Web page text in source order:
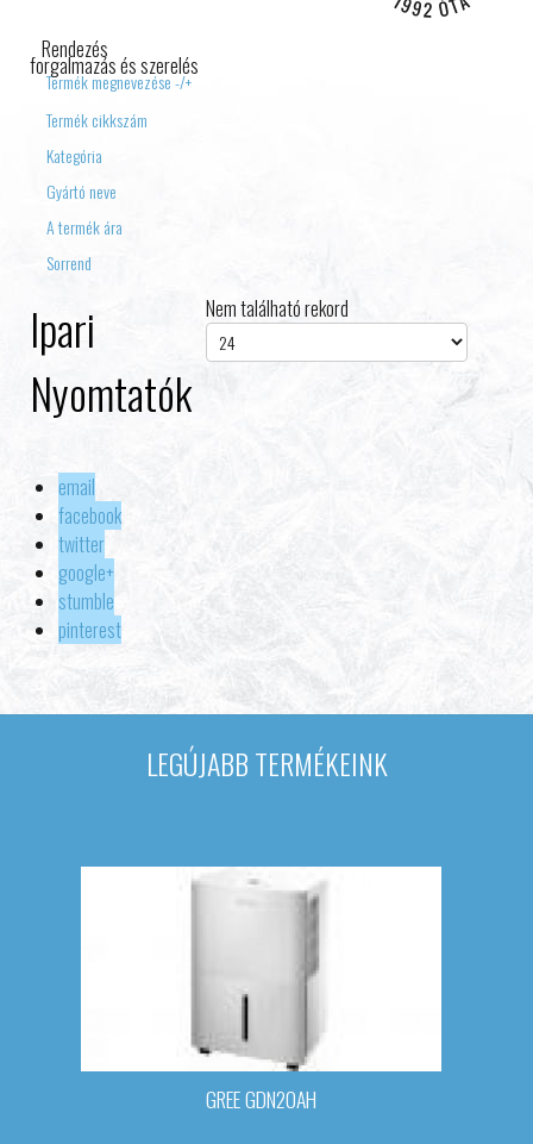
forgalmazás és szerelés
Rendezés
Termék megnevezése -/+
Termék cikkszám
Kategória
Gyártó neve
A termék ára
Sorrend
Nem található rekord
Ipari
Nyomtatók
email
facebook
twitter
google+
stumble
pinterest
LEGÚJABB TERMÉKEINK
GREE GDN20AH